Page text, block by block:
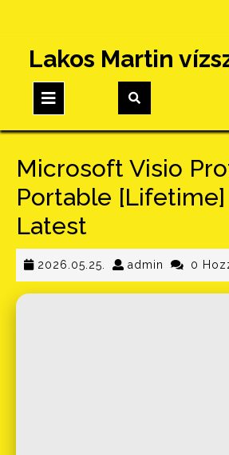
content
Lakos Martin
Button
Microsoft Visio
Portable [Lifetime]
Latest
2026.05.25. 2026.05.25.
admin admin
0